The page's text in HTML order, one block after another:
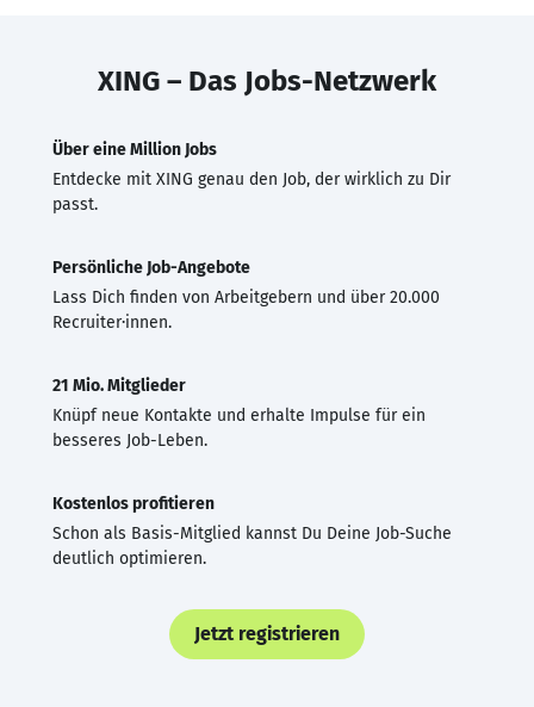
XING – Das Jobs-Netzwerk
Über eine Million Jobs
Entdecke mit XING genau den Job, der wirklich zu Dir
passt.
Persönliche Job-Angebote
Lass Dich finden von Arbeitgebern und über 20.000
Recruiter·innen.
21 Mio. Mitglieder
Knüpf neue Kontakte und erhalte Impulse für ein
besseres Job-Leben.
Kostenlos profitieren
Schon als Basis-Mitglied kannst Du Deine Job-Suche
deutlich optimieren.
Jetzt registrieren